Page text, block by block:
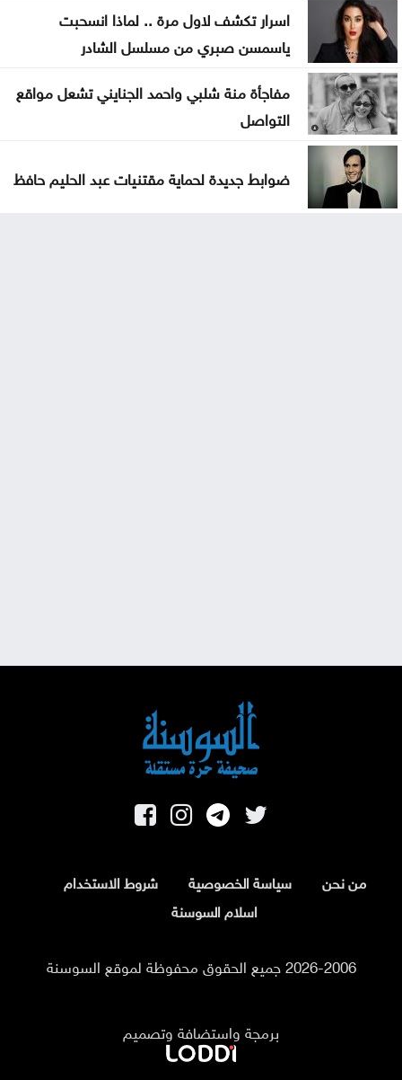
اسرار تكشف لاول مرة .. لماذا انسحبت
ياسمسن صبري من مسلسل الشادر
مفاجأة منة شلبي واحمد الجنايني تشعل مواقع
التواصل
ضوابط جديدة لحماية مقتنيات عبد الحليم حافظ
من نحن سياسة الخصوصية
شروط الاستخدام
اسلام السوسنة
2026-2006 جميع الحقوق محفوظة لموقع السوسنة
برمجة واستضافة وتصميم